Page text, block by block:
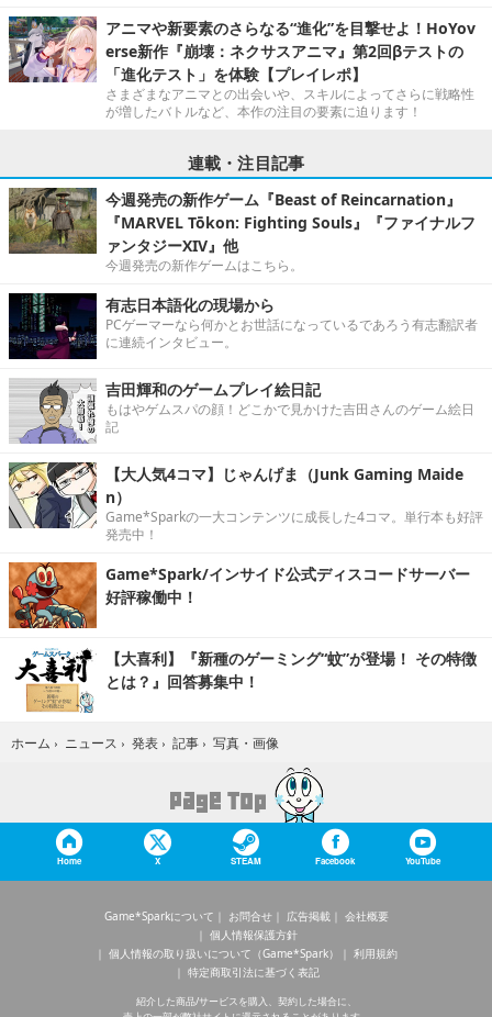
アニマや新要素のさらなる“進化”を目撃せよ！HoYov
erse新作『崩壊：ネクサスアニマ』第2回βテストの
「進化テスト」を体験【プレイレポ】
さまざまなアニマとの出会いや、スキルによってさらに戦略性
が増したバトルなど、本作の注目の要素に迫ります！
連載・注目記事
今週発売の新作ゲーム『Beast of Reincarnation』
『MARVEL Tōkon: Fighting Souls』『ファイナルフ
ァンタジーXIV』他
今週発売の新作ゲームはこちら。
有志日本語化の現場から
PCゲーマーなら何かとお世話になっているであろう有志翻訳者
に連続インタビュー。
吉田輝和のゲームプレイ絵日記
もはやゲムスパの顔！どこかで見かけた吉田さんのゲーム絵日
記
【大人気4コマ】じゃんげま（Junk Gaming Maide
n）
Game*Sparkの一大コンテンツに成長した4コマ。単行本も好評
発売中！
Game*Spark/インサイド公式ディスコードサーバー
好評稼働中！
【大喜利】『新種のゲーミング“蚊”が登場！ その特徴
とは？』回答募集中！
ホーム › ニュース › 発表 › 記事 › 写真・画像
Home X STEAM Facebook YouTube
Game*Sparkについて お問合せ 広告掲載
会社概要
個人情報保護方針
個人情報の取り扱いについて（Game*Spark）
利用規約
特定商取引法に基づく表記
紹介した商品/サービスを購入、契約した場合に、